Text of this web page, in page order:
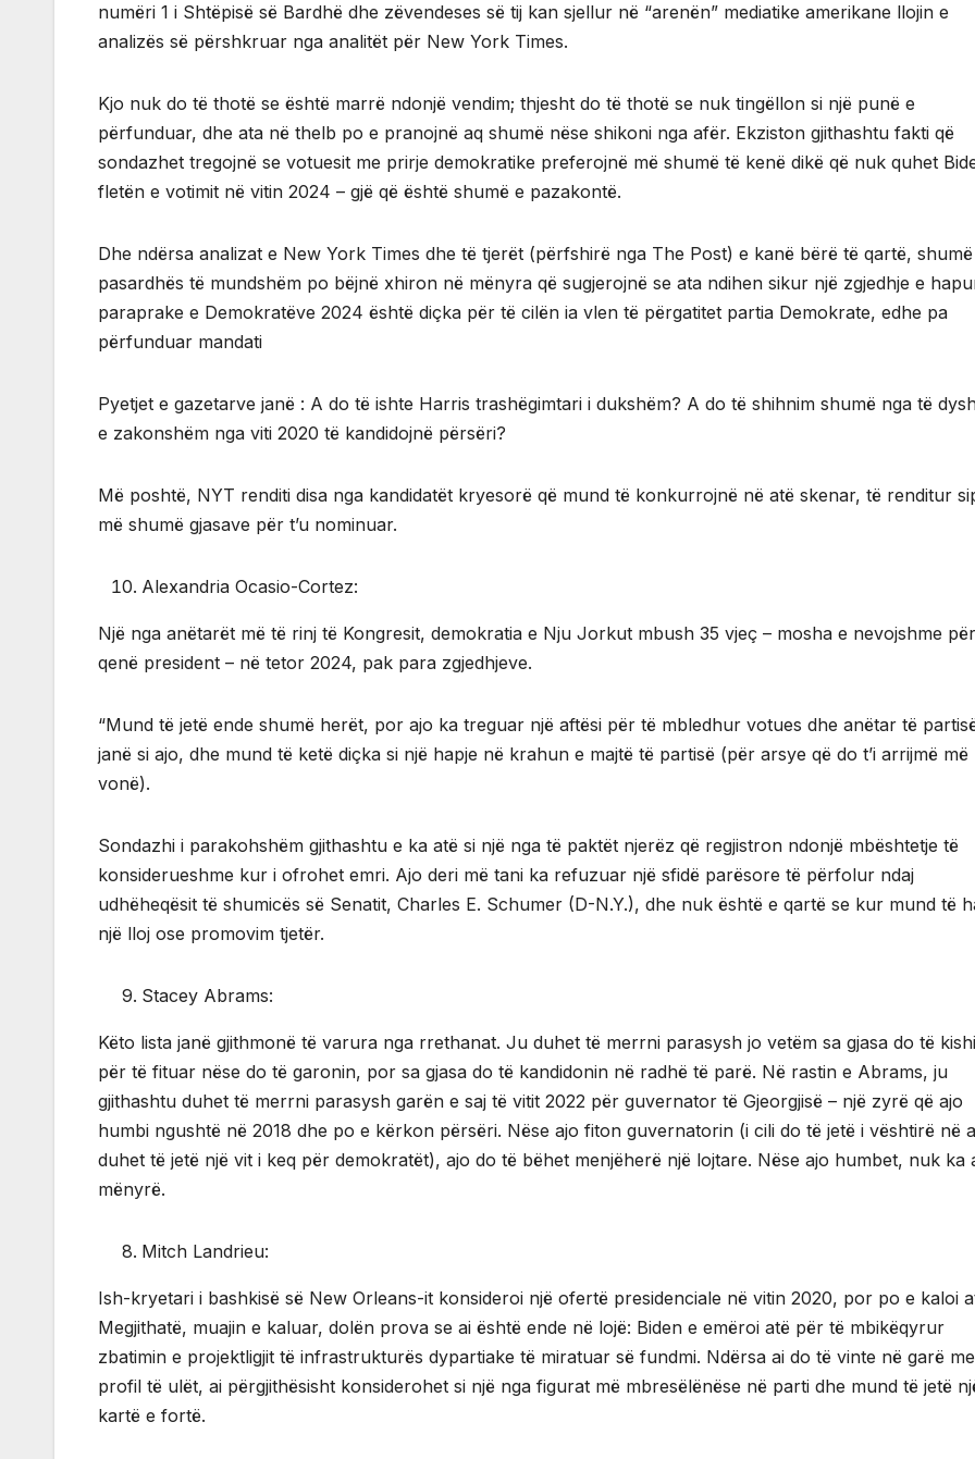
numëri 1 i Shtëpisë së Bardhë dhe zëvendeses së tij kan sjellur në “arenën” mediatike amerikane llojin e
analizës së përshkruar nga analitët për New York Times.
Kjo nuk do të thotë se është marrë ndonjë vendim; thjesht do të thotë se nuk tingëllon si një punë e
përfunduar, dhe ata në thelb po e pranojnë aq shumë nëse shikoni nga afër. Ekziston gjithashtu fakti që
sondazhet tregojnë se votuesit me prirje demokratike preferojnë më shumë të kenë dikë që nuk quhet
fletën e votimit në vitin 2024 – gjë që është shumë e pazakontë.
Dhe ndërsa analizat e New York Times dhe të tjerët (përfshirë nga The Post) e kanë bërë të qartë, shumë
pasardhës të mundshëm po bëjnë xhiron në mënyra që sugjerojnë se ata ndihen sikur një zgjedhje e
paraprake e Demokratëve 2024 është diçka për të cilën ia vlen të përgatitet partia Demokrate, edhe pa
përfunduar mandati
Pyetjet e gazetarve janë : A do të ishte Harris trashëgimtari i dukshëm? A do të shihnim shumë nga të
e zakonshëm nga viti 2020 të kandidojnë përsëri?
Më poshtë, NYT renditi disa nga kandidatët kryesorë që mund të konkurrojnë në atë skenar, të renditur
më shumë gjasave për t’u nominuar.
Alexandria Ocasio-Cortez:
Një nga anëtarët më të rinj të Kongresit, demokratia e Nju Jorkut mbush 35 vjeç – mosha e nevojshme
qenë president – në tetor 2024, pak para zgjedhjeve.
“Mund të jetë ende shumë herët, por ajo ka treguar një aftësi për të mbledhur votues dhe anëtar të
janë si ajo, dhe mund të ketë diçka si një hapje në krahun e majtë të partisë (për arsye që do t’i arrijmë më
vonë).
Sondazhi i parakohshëm gjithashtu e ka atë si një nga të paktët njerëz që regjistron ndonjë mbështetje të
konsiderueshme kur i ofrohet emri. Ajo deri më tani ka refuzuar një sfidë parësore të përfolur ndaj
udhëheqësit të shumicës së Senatit, Charles E. Schumer (D-N.Y.), dhe nuk është e qartë se kur mund të
një lloj ose promovim tjetër.
Stacey Abrams:
Këto lista janë gjithmonë të varura nga rrethanat. Ju duhet të merrni parasysh jo vetëm sa gjasa do të
për të fituar nëse do të garonin, por sa gjasa do të kandidonin në radhë të parë. Në rastin e Abrams, ju
gjithashtu duhet të merrni parasysh garën e saj të vitit 2022 për guvernator të Gjeorgjisë – një zyrë që ajo
humbi ngushtë në 2018 dhe po e kërkon përsëri. Nëse ajo fiton guvernatorin (i cili do të jetë i vështirë në
duhet të jetë një vit i keq për demokratët), ajo do të bëhet menjëherë një lojtare. Nëse ajo humbet, nuk ka
mënyrë.
Mitch Landrieu:
Ish-kryetari i bashkisë së New Orleans-it konsideroi një ofertë presidenciale në vitin 2020, por po e kaloi
Megjithatë, muajin e kaluar, dolën prova se ai është ende në lojë: Biden e emëroi atë për të mbikëqyrur
zbatimin e projektligjit të infrastrukturës dypartiake të miratuar së fundmi. Ndërsa ai do të vinte në garë
profil të ulët, ai përgjithësisht konsiderohet si një nga figurat më mbresëlënëse në parti dhe mund të jetë
kartë e fortë.